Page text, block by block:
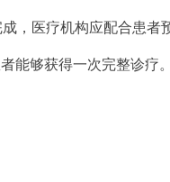
，医疗机构应配合患者
能够获得一次完整诊疗